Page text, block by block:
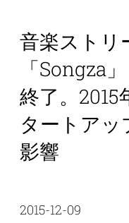
音楽ストリ
「Songza
終了。2015
タートアッ
影響
2015-12-09